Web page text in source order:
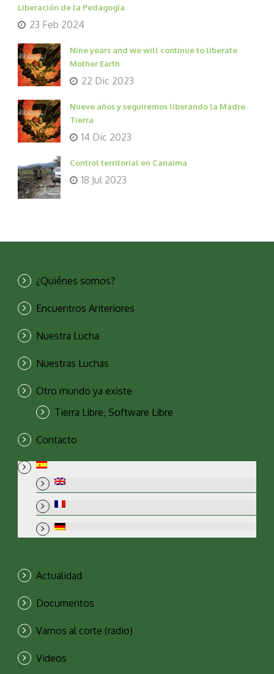
Liberación de la Pedagogía
23 Feb 2024
Nine years and we will continue to liberate
Mother Earth
22 Dic 2023
Nueve años y seguiremos liberando la Madre
Tierra
14 Dic 2023
Control territorial en Canaima
18 Jul 2023
¿Quiénes somos?
Encuentros Anteriores
Nuestra Lucha
Nuestras Luchas
Otro mundo ya existe
Tierra Libre, Software Libre
Contacto
Actualidad
Documentos
Vamos al corte (radio)
Videos